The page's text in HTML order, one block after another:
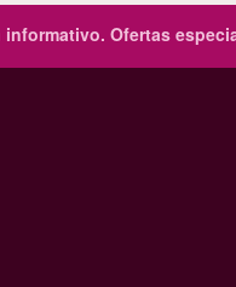
informativo. Ofertas